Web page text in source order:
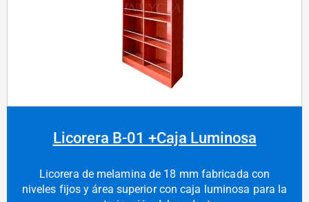
Licorera B-01 +Caja Luminosa
Licorera de melamina de 18 mm fabricada con
niveles fijos y área superior con caja luminosa para la